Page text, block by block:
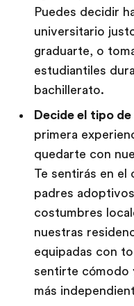
Puedes decidir
universitario
graduarte, o
estudiantiles
bachillerato.
Decide el tipo
primera
quedarte con
Te sentirás en el
padres
costumbres
nuestras
equipadas con
sentirte cómodo
más